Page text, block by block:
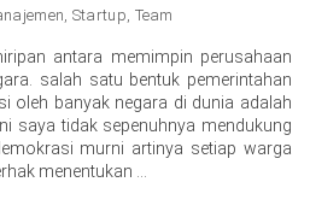
, Startup, Team
antara memimpin perusahaan
salah satu bentuk pemerintahan
oleh banyak negara di dunia adalah
saya tidak sepenuhnya mendukung
murni artinya setiap warga
menentukan …